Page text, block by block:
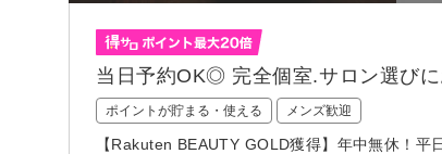
当日予約OK◎ 完全個室.サロン選び
ポイントが貯まる・使える メンズ歓迎
【Rakuten BEAUTY GOLD獲得】年中無休！